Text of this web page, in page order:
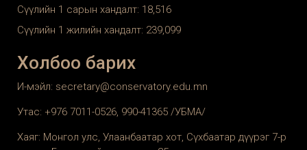
Сүүлийн 1 сарын хандалт: 18,516
Сүүлийн 1 жилийн хандалт: 239,099
Холбоо барих
И-мэйл: secretary@conservatory.edu.mn
Утас: +976 7011-0526, 990-41365 /УБМА/
Хаяг: Монгол улс, Улаанбаатар хот, Сүхбаатар дүүрэг 7-р